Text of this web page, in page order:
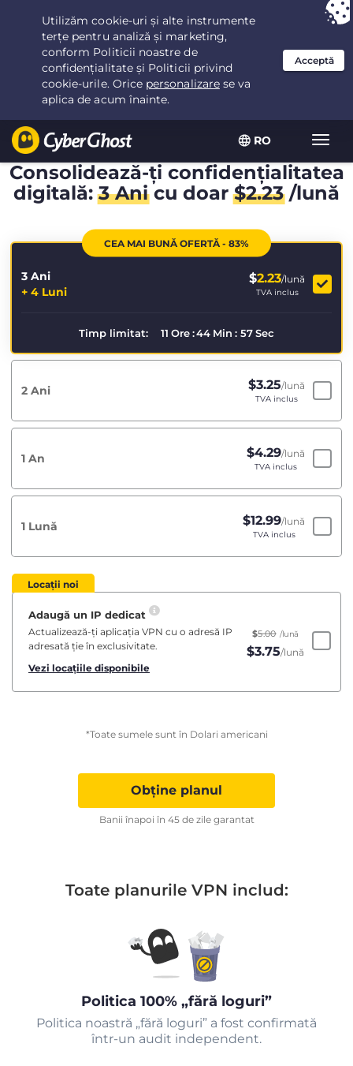
RO
Ai ales:Cea mai bună ofertăpentru 3.3333333333333ani la $
/lună
Consolidează-ți confidențialitatea
digitală:3 Anicu doar$2.23/lună
CEA MAI BUNĂ OFERTĂ - 83%
3 Ani
+ 4 Luni
$2.23/lună
TVA inclus
Timp limitat: 11 Ore:44 Min : 57Sec
2 Ani $3.25/lună
TVA inclus
1 An $4.29/lună
TVA inclus
1 Lună $12.99/lună
TVA inclus
Locații noi
Adaugă un IP dedicat
Actualizează-ți aplicația VPN cu o adresă IP
adresată ție în exclusivitate.
Vezi locațiile disponibile
$5.00 /lună
$3.75/lună
*Toate sumele sunt în Dolari americani
Obține planul
Banii înapoi în 45 de zile garantat
Toate planurile VPN includ:
Politica 100% „fără loguri”
Politica noastră „fără loguri” a fost confirmată
într-un audit independent.